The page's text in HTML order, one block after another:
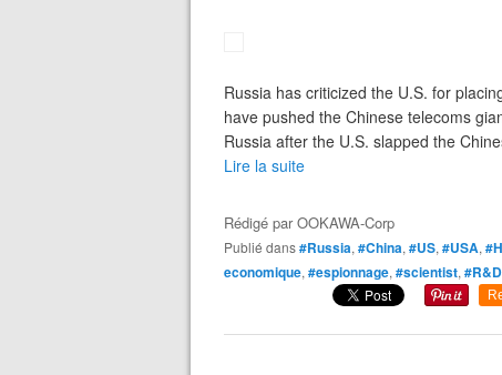
Russia has criticized the U.S. for
have pushed the Chinese telecoms
Russia after the U.S. slapped the
Lire la suite
Rédigé parOOKAWA-Corp
Publié dans#Russia, #China, #US, #USA,
economique, #espionnage, #scientist, #R&D